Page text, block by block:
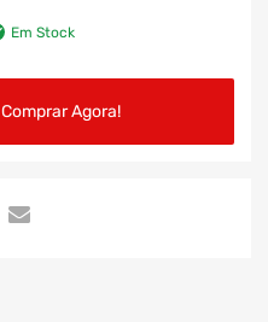
Em Stock
Comprar Agora!